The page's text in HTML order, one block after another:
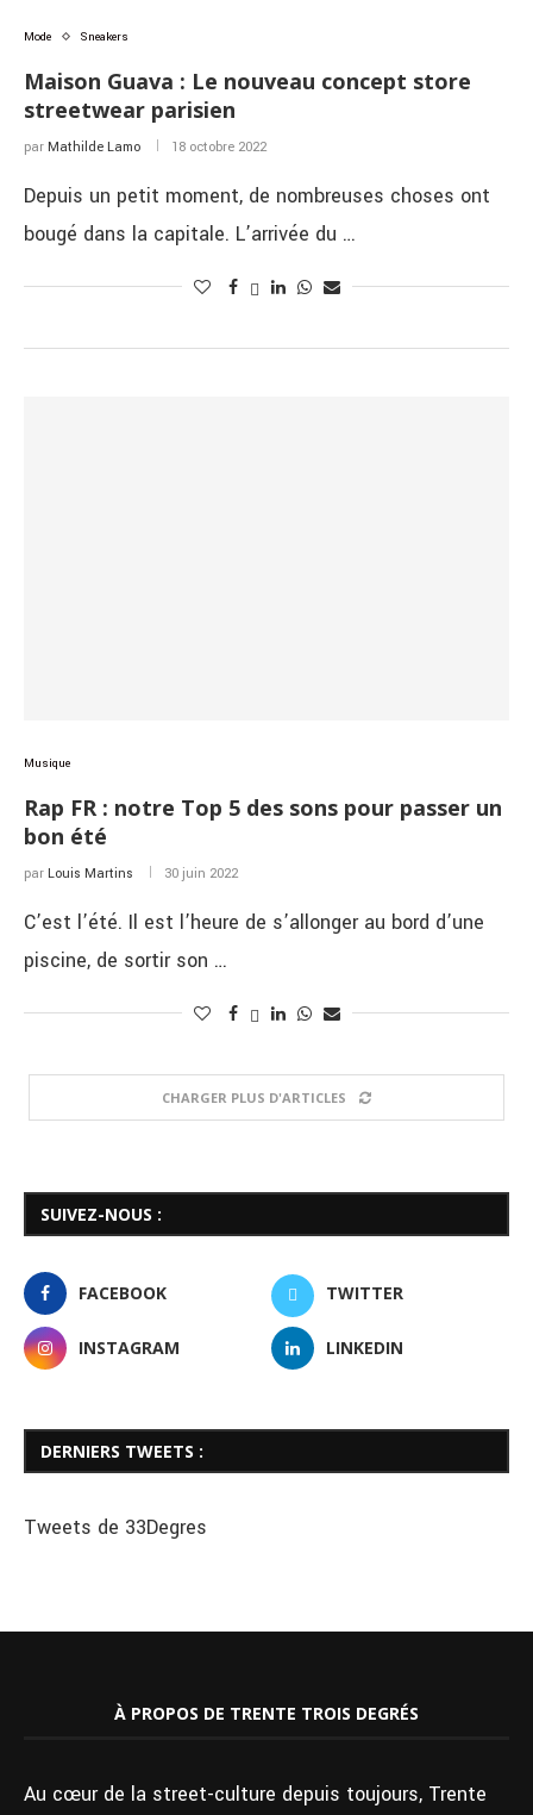
Mode Sneakers
Maison Guava : Le nouveau concept store
streetwear parisien
par Mathilde Lamo 18 octobre 2022
Depuis un petit moment, de nombreuses choses ont
bougé dans la capitale. L’arrivée du …
Musique
Rap FR : notre Top 5 des sons pour passer un
bon été
par Louis Martins 30 juin 2022
C’est l’été. Il est l’heure de s’allonger au bord d’une
piscine, de sortir son …
CHARGER PLUS D'ARTICLES
SUIVEZ-NOUS :
FACEBOOK TWITTER
INSTAGRAM LINKEDIN
DERNIERS TWEETS :
Tweets de 33Degres
À PROPOS DE TRENTE TROIS DEGRÉS
Au cœur de la street-culture depuis toujours, Trente